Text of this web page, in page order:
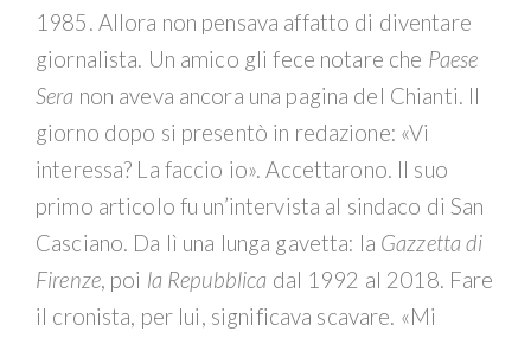
1985. Allora non pensava affatto di diventare
giornalista. Un amico gli fece notare che Paese
Sera non aveva ancora una pagina del Chianti. Il
giorno dopo si presentò in redazione: «Vi
interessa? La faccio io». Accettarono. Il suo
primo articolo fu un’intervista al sindaco di San
Casciano. Da lì una lunga gavetta: la Gazzetta di
Firenze, poi la Repubblica dal 1992 al 2018. Fare
il cronista, per lui, significava scavare. «Mi